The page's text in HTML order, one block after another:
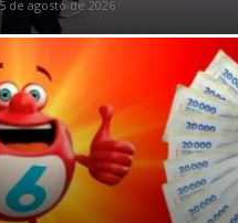
5 de agosto de 2026